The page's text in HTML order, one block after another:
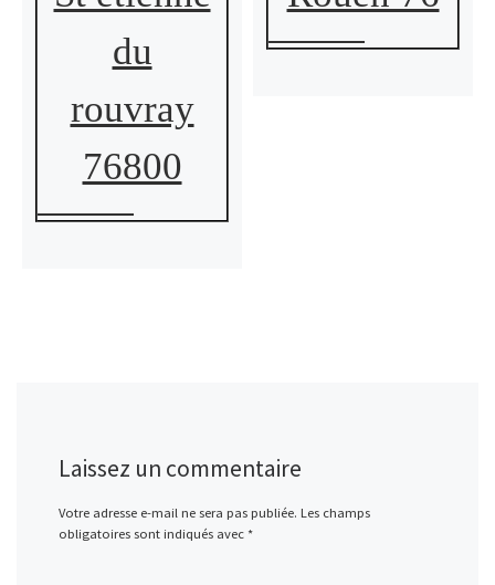
du
rouvray
76800
Laissez un commentaire
Votre adresse e-mail ne sera pas publiée. Les champs
obligatoires sont indiqués avec *